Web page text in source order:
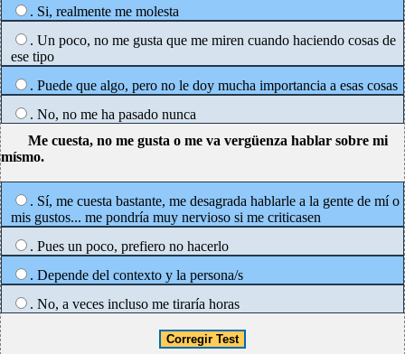
. Si, realmente me molesta
. Un poco, no me gusta que me miren cuando haciendo cosas de
ese tipo
. Puede que algo, pero no le doy mucha importancia a esas cosas
. No, no me ha pasado nunca
Me cuesta, no me gusta o me va vergüenza hablar sobre mi
mísmo.
. Sí, me cuesta bastante, me desagrada hablarle a la gente de mí o
mis gustos... me pondría muy nervioso si me criticasen
. Pues un poco, prefiero no hacerlo
. Depende del contexto y la persona/s
. No, a veces incluso me tiraría horas